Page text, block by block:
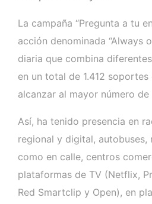
La campaña “Pregunta a tu
acción denominada “Always
diaria que combina
en un total de 1.412
alcanzar al mayor número
Así, ha tenido presencia en
regional y digital,
como en calle, centros
plataformas de TV (Netflix,
Red Smartclip y Open), en